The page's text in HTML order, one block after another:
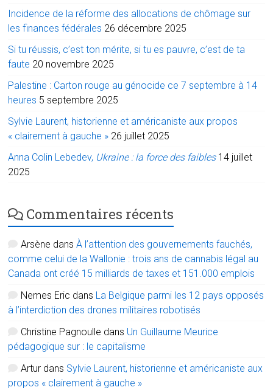
Incidence de la réforme des allocations de chômage sur
les finances fédérales 26 décembre 2025
Si tu réussis, c’est ton mérite, si tu es pauvre, c’est de ta
faute 20 novembre 2025
Palestine : Carton rouge au génocide ce 7 septembre à 14
heures 5 septembre 2025
Sylvie Laurent, historienne et américaniste aux propos
« clairement à gauche » 26 juillet 2025
Anna Colin Lebedev, Ukraine : la force des faibles 14 juillet
2025
Commentaires récents
Arsène dansÀ l’attention des gouvernements fauchés,
comme celui de la Wallonie : trois ans de cannabis légal au
Canada ont créé 15 milliards de taxes et 151.000 emplois
Nemes Eric dans La Belgique parmi les 12 pays opposés
à l’interdiction des drones militaires robotisés
Christine Pagnoulle dans Un Guillaume Meurice
pédagogique sur : le capitalisme
Artur dans Sylvie Laurent, historienne et américaniste aux
propos « clairement à gauche »